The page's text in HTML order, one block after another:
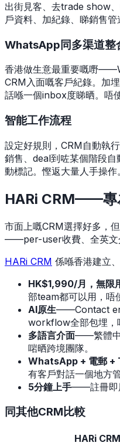
出街見客、去trade show
戶資料、加紀錄、睇銷售
WhatsApp同多渠道整
香港做生意最重要嘅嘢
CRM入面嘅客戶紀錄。加
話喺一個inbox度睇晒。唔
智能工作流程
設定好規則，CRM自動執
銷售、deal到咗某個階段
動標記。慳返大量人手操作。
HARi CRM——專
市面上嘅CRM選擇好多，
——per-user收費、全英文
HARi CRM 係喺香港建立
HK$1,990/月，無限
部team都可以用，唔
AI原生——Contact
workflow全部包埋，
多語言介面——繁體中
啱晒跨境團隊。
WhatsApp + 電郵 +
有客戶對話一個地方管
5分鐘上手——註冊即
同其他CRM比較
HARi CRM